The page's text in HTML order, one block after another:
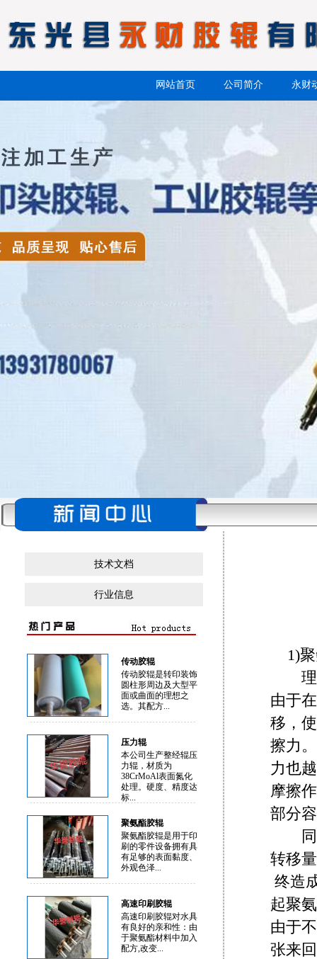
网站首页 公司简介 永财
技术文档
行业信息
传动胶辊
传动胶辊是转印装饰
圆柱形周边及大型平
面或曲面的理想之
选。其配方...
压力辊
本公司生产整经辊压
力辊，材质为
38CrMoAl表面氮化
处理。硬度、精度达
标...
聚氨酯胶辊
聚氨酯胶辊是用于印
刷的零件设备拥有具
有足够的表面黏度、
外观色泽...
高速印刷胶辊
高速印刷胶辊对水具
有良好的亲和性：由
于聚氨酯材料中加入
配方,改变...
1)
理想
由于
移，
擦力
力也
摩擦
部分
同
转移
终造
起聚
由于
张来